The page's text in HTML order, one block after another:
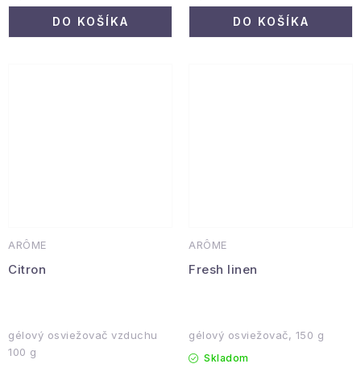
DO KOŠÍKA DO KOŠÍKA
ARÔME
Citron
gélový osviežovač vzduchu
100 g
ARÔME
Fresh linen
gélový osviežovač, 150 g
Skladom